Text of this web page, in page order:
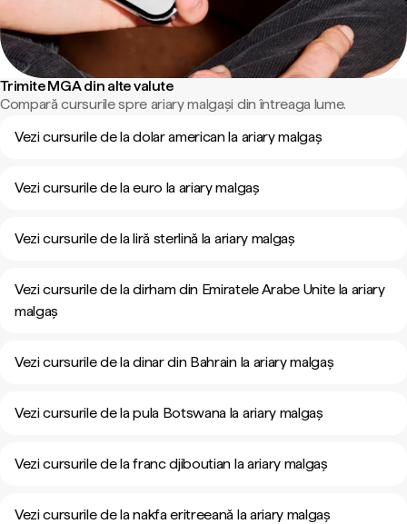
Trimite MGA din alte valute
Compară cursurile spre ariary malgași din întreaga lume.
Vezi cursurile de la dolar american la ariary malgaș
Vezi cursurile de la euro la ariary malgaș
Vezi cursurile de la liră sterlină la ariary malgaș
Vezi cursurile de la dirham din Emiratele Arabe Unite la ariary
malgaș
Vezi cursurile de la dinar din Bahrain la ariary malgaș
Vezi cursurile de la pula Botswana la ariary malgaș
Vezi cursurile de la franc djiboutian la ariary malgaș
Vezi cursurile de la nakfa eritreeană la ariary malgaș